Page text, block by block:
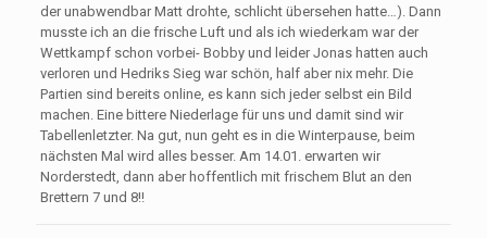
der unabwendbar Matt drohte, schlicht übersehen hatte…). Dann
musste ich an die frische Luft und als ich wiederkam war der
Wettkampf schon vorbei- Bobby und leider Jonas hatten auch
verloren und Hedriks Sieg war schön, half aber nix mehr. Die
Partien sind bereits online, es kann sich jeder selbst ein Bild
machen. Eine bittere Niederlage für uns und damit sind wir
Tabellenletzter. Na gut, nun geht es in die Winterpause, beim
nächsten Mal wird alles besser. Am 14.01. erwarten wir
Norderstedt, dann aber hoffentlich mit frischem Blut an den
Brettern 7 und 8!!